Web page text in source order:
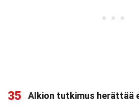
35
Alkion tutkimus herättää